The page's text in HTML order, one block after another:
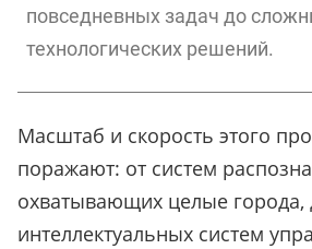
повседневных задач до
технологических решений.
Масштаб и скорость этого
поражают: от систем
охватывающих целые города,
интеллектуальных систем